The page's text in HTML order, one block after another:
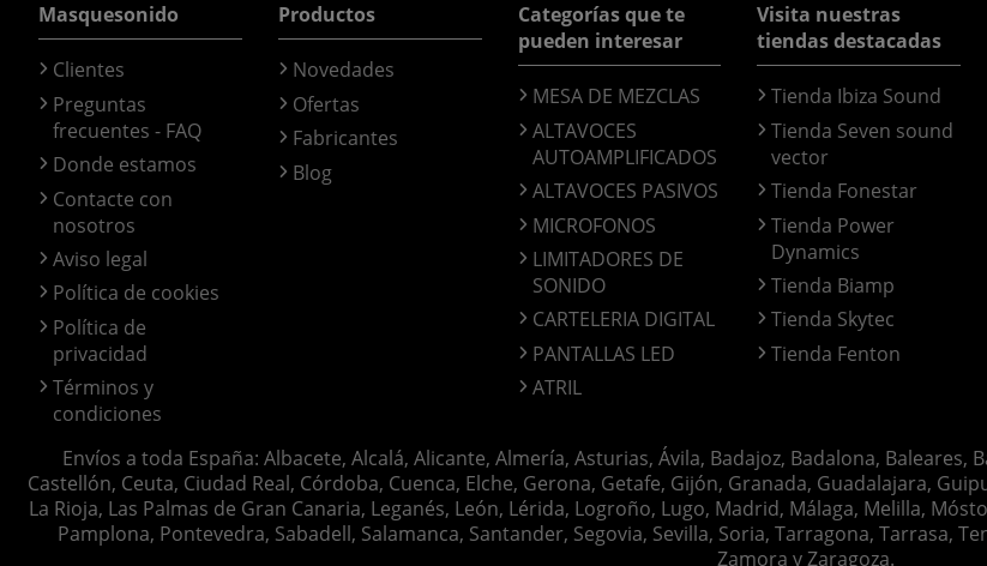
Masquesonido
Clientes
Preguntas
frecuentes - FAQ
Donde estamos
Contacte con
nosotros
Aviso legal
Política de cookies
Política de
privacidad
Términos y
condiciones
Productos
Novedades
Ofertas
Fabricantes
Blog
Categorías que te
pueden interesar
MESA DE MEZCLAS
ALTAVOCES
AUTOAMPLIFICADOS
ALTAVOCES PASIVOS
MICROFONOS
LIMITADORES DE
SONIDO
CARTELERIA DIGITAL
PANTALLAS LED
ATRIL
Visita nuestras
tiendas destacadas
Tienda Ibiza Sound
Tienda Seven sound
vector
Tienda Fonestar
Tienda Power
Dynamics
Tienda Biamp
Tienda Skytec
Tienda Fenton
Envíos a toda España: Albacete, Alcalá, Alicante, Almería, Asturias, Ávila, Badajoz, Badalona, Baleares,
Castellón, Ceuta, Ciudad Real, Córdoba, Cuenca, Elche, Gerona, Getafe, Gijón, Granada, Guadalajara,
La Rioja, Las Palmas de Gran Canaria, Leganés, León, Lérida, Logroño, Lugo, Madrid, Málaga, Melilla,
Pamplona, Pontevedra, Sabadell, Salamanca, Santander, Segovia, Sevilla, Soria, Tarragona, Tarrasa,
Zamora y Zaragoza.